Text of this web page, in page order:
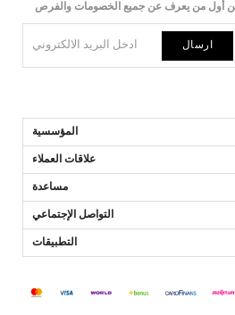
ارسال
المؤسسية
علاقات العملاء
مساعدة
التواصل الإجتماعي
التطبيقات